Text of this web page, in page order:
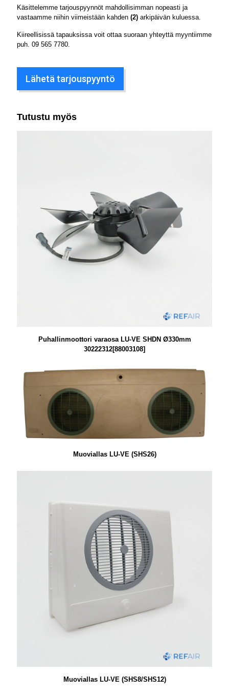
Käsittelemme tarjouspyynnöt mahdollisimman nopeasti ja
vastaamme niihin viimeistään kahden (2) arkipäivän kuluessa.
Kiireellisissä tapauksissa voit ottaa suoraan yhteyttä myyntiimme
puh. 09 565 7780
Lähetä tarjouspyyntö
Tutustu myös
Puhallinmoottori varaosa LU-VE SHDN Ø330mm
30222312[88003108]
Muoviallas LU-VE (SHS26)
Muoviallas LU-VE (SHS8/SHS12)